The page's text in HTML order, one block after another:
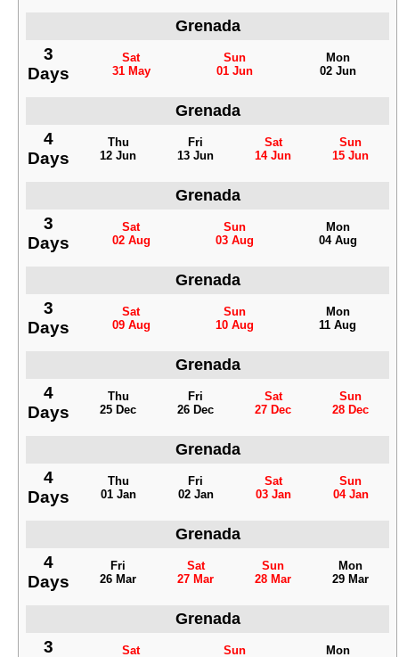
Grenada
3
Days
Sat
31 May
Sun
01 Jun
Mon
02 Jun
Grenada
4
Days
Thu
12 Jun
Fri
13 Jun
Sat
14 Jun
Sun
15 Jun
Grenada
3
Days
Sat
02 Aug
Sun
03 Aug
Mon
04 Aug
Grenada
3
Days
Sat
09 Aug
Sun
10 Aug
Mon
11 Aug
Grenada
4
Days
Thu
25 Dec
Fri
26 Dec
Sat
27 Dec
Sun
28 Dec
Grenada
4
Days
Thu
01 Jan
Fri
02 Jan
Sat
03 Jan
Sun
04 Jan
Grenada
4
Days
Fri
26 Mar
Sat
27 Mar
Sun
28 Mar
Mon
29 Mar
Grenada
3 Sat Sun Mon